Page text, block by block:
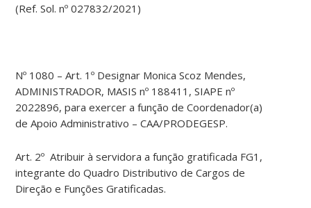
(Ref. Sol. nº 027832/2021)
Nº 1080 – Art. 1º Designar Monica Scoz Mendes,
ADMINISTRADOR, MASIS nº 188411, SIAPE nº
2022896, para exercer a função de Coordenador(a)
de Apoio Administrativo – CAA/PRODEGESP.
Art. 2º Atribuir à servidora a função gratificada FG1,
integrante do Quadro Distributivo de Cargos de
Direção e Funções Gratificadas.